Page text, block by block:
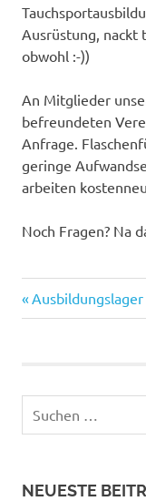
Ausrüstung, nackt
obwohl :-))
An Mitglieder
befreundeten
Anfrage.
geringe
arbeiten
Noch Fragen? Na
Vorheriger
Beitrag:
nach:
NEUESTE